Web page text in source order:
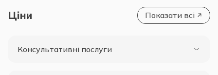
Ціни Показати всі
Консультативні послуги